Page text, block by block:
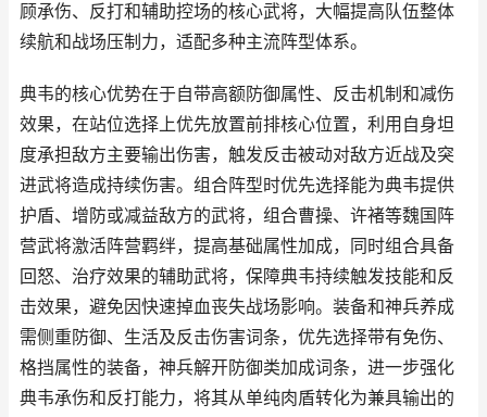
顾承伤、反打和辅助控场的核心武将，大幅提高队伍整体
续航和战场压制力，适配多种主流阵型体系。
典韦的核心优势在于自带高额防御属性、反击机制和减伤
效果，在站位选择上优先放置前排核心位置，利用自身坦
度承担敌方主要输出伤害，触发反击被动对敌方近战及突
进武将造成持续伤害。组合阵型时优先选择能为典韦提供
护盾、增防或减益敌方的武将，组合曹操、许褚等魏国阵
营武将激活阵营羁绊，提高基础属性加成，同时组合具备
回怒、治疗效果的辅助武将，保障典韦持续触发技能和反
击效果，避免因快速掉血丧失战场影响。装备和神兵养成
需侧重防御、生活及反击伤害词条，优先选择带有免伤、
格挡属性的装备，神兵解开防御类加成词条，进一步强化
典韦承伤和反打能力，将其从单纯肉盾转化为兼具输出的